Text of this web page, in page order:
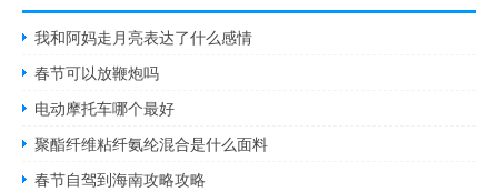
我和阿妈走月亮表达了什么感情
春节可以放鞭炮吗
电动摩托车哪个最好
聚酯纤维粘纤氨纶混合是什么面料
春节自驾到海南攻略攻略